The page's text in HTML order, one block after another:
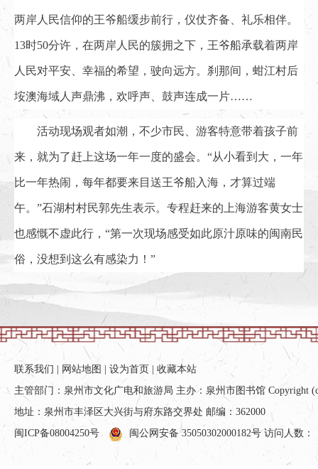
两岸人民信仰的王爷船缓步前行，仪仗齐备、礼乐相伴。
13时50分许，在两岸人民的簇拥之下，王爷船承载着两岸
人民对平安、幸福的希望，驶向远方。刹那间，蚶江村后
垵澳海域人声鼎沸，欢呼声、鼓声连成一片……
活动现场观者如潮，不少市民、游客特意带着孩子前
来，就为了赶上这场一年一度的盛会。“从小看到大，一年
比一年热闹，每年都要来目送王爷船入海，才算过端
午。”石湖村村民郭先生表示。专程赶来的上海游客黄女士
也感慨不虚此行，“第一次现场感受如此原汁原味的闽南民
俗，没想到这么有感染力！”
联系我们 网站地图 设为首页
收藏本站
主管部门：泉州市文化广电和旅游局 主办：泉州市图书馆 Copyright
地址：泉州市丰泽区大兴街与府东路交界处 邮编：362000
闽ICP备08004250号
闽公网安备 35050302000182号访问人数：